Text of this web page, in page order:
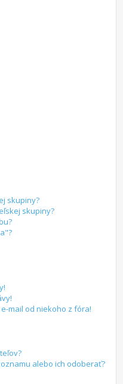
skupiny?
skupiny?
mail od niekoho z fóra!
alebo ich odoberať?